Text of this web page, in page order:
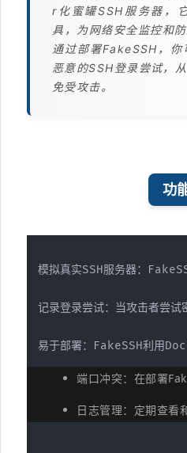
r化蜜罐SSH服务器，
具，为网络安全监控和
通过部署FakeSSH，
恶意的SSH登录尝试，
免受攻击。
功
模拟真实SSH服务器：
记录登录尝试：当攻击者尝
易于部署：FakeSSH利用
端口冲突：在部署
日志管理：定期查看